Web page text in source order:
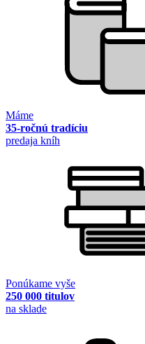
Máme
35-ročnú tradíciu
predaja kníh
Ponúkame vyše
250 000 titulov
na sklade